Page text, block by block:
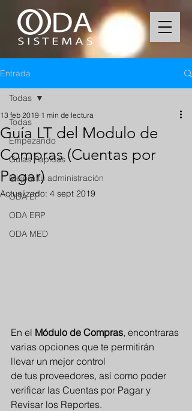
Entrada
Todas
Empezando
Guias Rapidas
Mejora tu administración
ODA LT
ODA ERP
ODA MED
Todas
Guía LT del Modulo de
Compras (Cuentas por
Pagar)
13 feb 2019 1 min de lectura
Actualizado: 4 sept 2019
En el Módulo de Compras, encontraras
varias opciones que te permitirán
llevar un mejor control
de tus proveedores, así como poder
verificar las Cuentas por Pagar y
Revisar los Reportes.